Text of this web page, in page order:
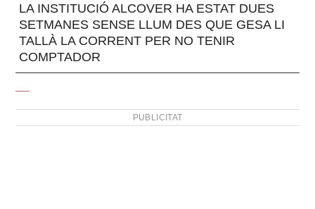
LA INSTITUCIÓ ALCOVER HA ESTAT DUES
SETMANES SENSE LLUM DES QUE GESA LI
TALLÀ LA CORRENT PER NO TENIR
COMPTADOR
PUBLICITAT